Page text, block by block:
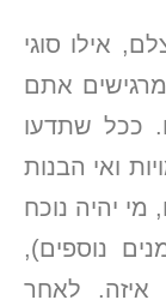
אילו סוגי
אתם
ככל שתדעו
ואי הבנות
מי יהיה נוכח
נוספים),
לאחר